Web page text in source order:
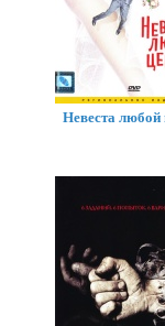
Невеста любой